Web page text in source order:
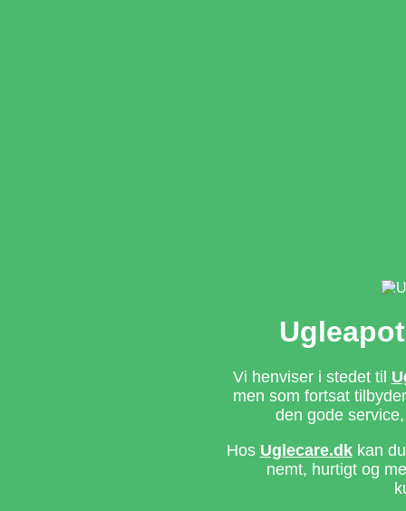
Vi henviser i stedet til
men som fortsat
den gode
Hos Uglecare.dkkan du
nemt, hurtigt og